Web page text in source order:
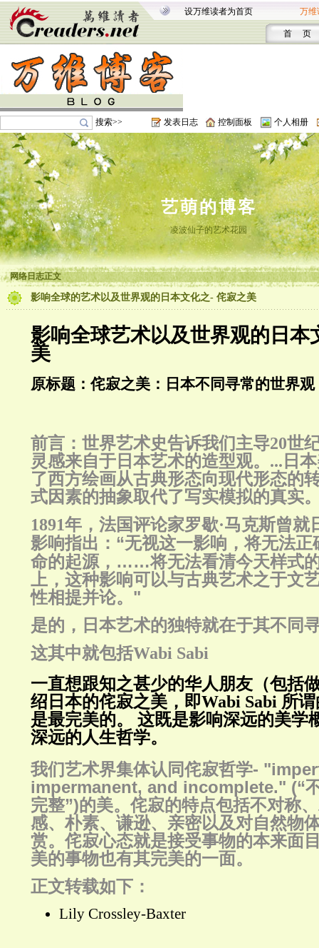
设万维读者为首页 万维
首 页
搜索>> 发表日志 控制面板 个人相册
艺萌的博客
凌波仙子的艺术花园
网络日志正文
影响全球的艺术以及世界观的日本文化之- 侘寂之美
影响全球艺术以及世界观的日本
美
原标题：侘寂之美：日本不同寻常的世界观
前言： 世界艺术史告诉我们主导20世
灵感来自于 日本艺术的造型观。...日
了西方绘画从古典形态向现代形态的
式因素的抽象取代了写实模拟的真实
1891年，法国评论家罗歇·马克斯曾
影响指出 ：“无视这一影响，将无法
命的起源，……将无法看清今天样式
上，这种影响可以与古典艺术之于文
性相提并论。"
是的，日本艺术的独特就在于其不同
这其中就包括Wabi Sabi
一直想跟知之甚少的华人朋友（包括
绍日本的侘寂之美，即Wabi Sabi 所
是最完美的。 这既是影响深远的美学
深远的人生哲学。
我们艺术界集体认同侘寂哲学-
impermanent, and incomplete." (“
完整”)的美。侘寂的特点包括不对称
感、朴素、谦逊、亲密以及对自然物
赏。侘寂心态就是接受事物的本来面
美的事物也有其完美的一面。
正文转载如下：
Lily Crossley-Baxter